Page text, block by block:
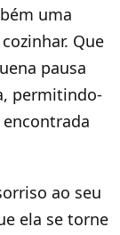
uma
Que
pausa
permitindo-
ao seu
ela se torne